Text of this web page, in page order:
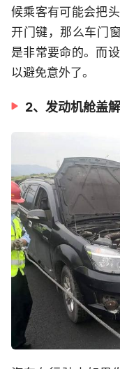
候乘客有可能会把
开门键，那么车门
是非常要命的。而
以避免意外了。
2、发动机舱盖